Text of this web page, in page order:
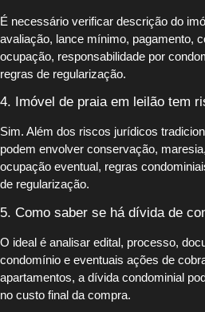
É necessário verificar descrição do
avaliação, lance mínimo, pagamento,
ocupação, responsabilidade por
regras de regularização.
4. Imóvel de praia em leilão tem
Sim. Além dos riscos jurídicos
podem envolver conservação,
ocupação eventual, regras
de regularização.
5. Como saber se há dívida de
O ideal é analisar edital, processo,
condomínio e eventuais ações de
apartamentos, a dívida condominial
no custo final da compra.